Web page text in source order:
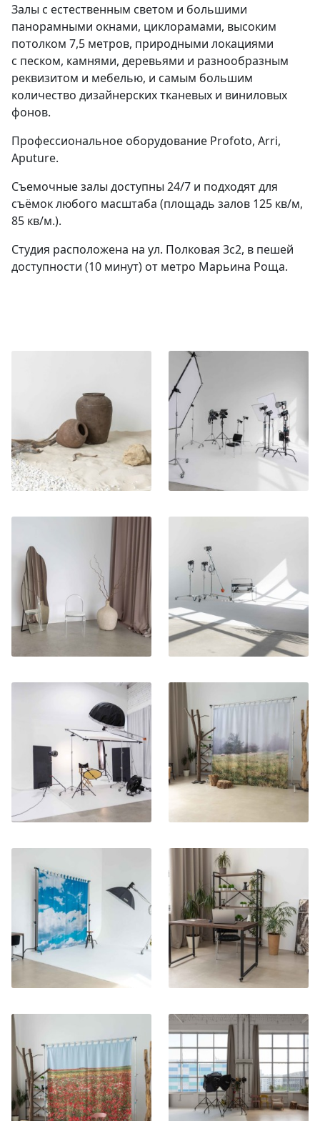
Залы с естественным светом и большими
панорамными окнами, циклорамами, высоким
потолком 7,5 метров, природными локациями
с песком, камнями, деревьями и разнообразным
реквизитом и мебелью, и самым большим
количество дизайнерских тканевых и виниловых
фонов.
Профессиональное оборудование Profoto, Arri,
Aputure.
Съемочные залы доступны 24/7 и подходят для
съёмок любого масштаба (площадь залов 125 кв/м,
85 кв/м.).
Студия расположена на ул. Полковая 3с2, в пешей
доступности (10 минут) от метро Марьина Роща.